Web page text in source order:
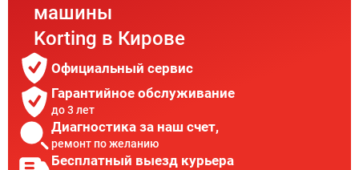
машины
Korting в Кирове
Официальный сервис
Гарантийное обслуживание
до 3 лет
Диагностика за наш счет,
ремонт по желанию
Бесплатный выезд курьера